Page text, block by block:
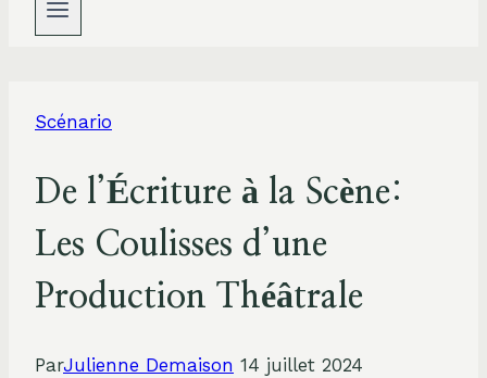
Scénario
De l’Écriture à la Scène:
Les Coulisses d’une
Production Théâtrale
ParJulienne Demaison 14 juillet 2024